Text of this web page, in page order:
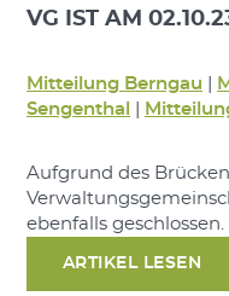
VG IST AM
Mitteilung Berngau
Sengenthal
Aufgrund des
ebenfalls geschlossen.
ARTIKEL LESEN